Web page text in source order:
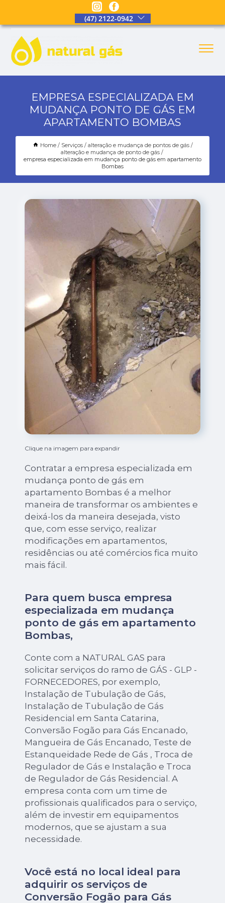
(47) 2122-0942
EMPRESA ESPECIALIZADA EM
MUDANÇA PONTO DE GÁS EM
APARTAMENTO BOMBAS
Home Serviços
alteração e mudança de pontos de gás
alteração e mudança de ponto de gás
empresa especializada em mudança ponto de gás em apartamento
Bombas
Clique na imagem para expandir
Contratar a empresa especializada em
mudança ponto de gás em
apartamento Bombas é a melhor
maneira de transformar os ambientes e
deixá-los da maneira desejada, visto
que, com esse serviço, realizar
modificações em apartamentos,
residências ou até comércios fica muito
mais fácil.
Para quem busca empresa
especializada em mudança
ponto de gás em apartamento
Bombas,
Conte com a NATURAL GAS para
solicitar serviços do ramo de GÁS - GLP -
FORNECEDORES, por exemplo,
Instalação de Tubulação de Gás,
Instalação de Tubulação de Gás
Residencial em Santa Catarina,
Conversão Fogão para Gás Encanado,
Mangueira de Gás Encanado, Teste de
Estanqueidade Rede de Gás , Troca de
Regulador de Gás e Instalação e Troca
de Regulador de Gás Residencial. A
empresa conta com um time de
profissionais qualificados para o serviço,
além de investir em equipamentos
modernos, que se ajustam a sua
necessidade.
Você está no local ideal para
adquirir os serviços de
Conversão Fogão para Gás